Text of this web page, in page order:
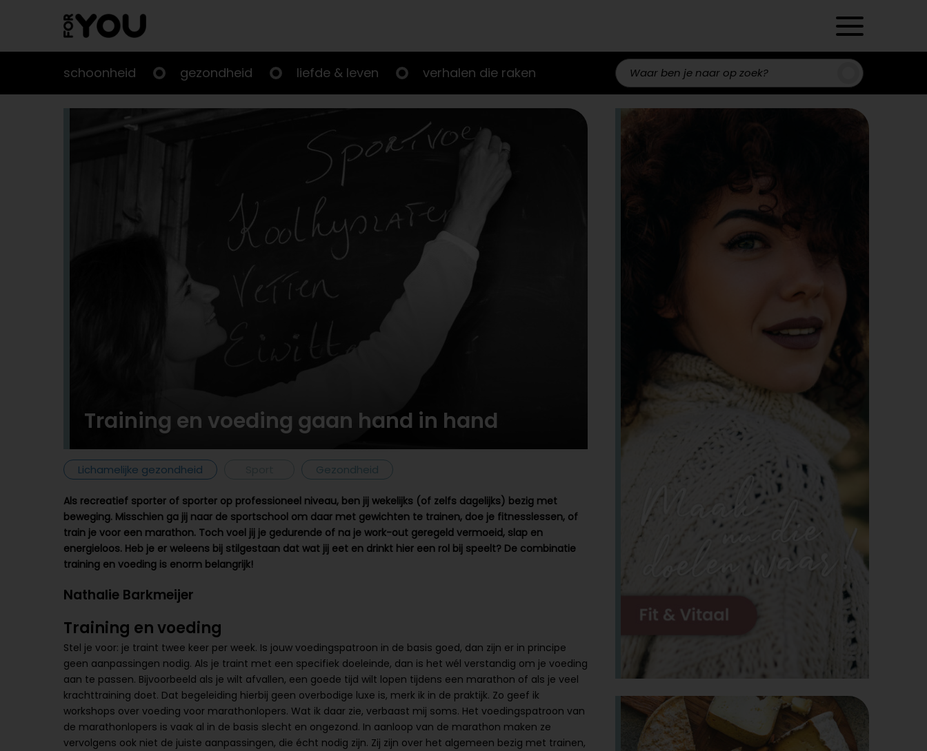
schoonheid gezondheid liefde & leven verhalen die raken Zoeken
Training en voeding gaan hand in hand
Lichamelijke gezondheid Gezondheid
Als recreatief sporter of sporter op professioneel niveau, ben jij wekelijks (of zelfs dagelijks) bezig met
beweging. Misschien ga jij naar de sportschool om daar met gewichten te trainen, doe je fitnesslessen, of
train je voor een marathon. Toch voel jij je gedurende of na je work-out geregeld vermoeid, slap en
energieloos. Heb je er weleens bij stilgestaan dat wat jij eet en drinkt hier een rol bij speelt? De combinatie
training en voeding is enorm belangrijk!
Nathalie Barkmeijer
Training en voeding
Stel je voor: je traint twee keer per week. Is jouw voedingspatroon in de basis goed, dan zijn er in principe
geen aanpassingen nodig. Als je traint met een specifiek doeleinde, dan is het wél verstandig om je voeding
aan te passen. Bijvoorbeeld als je wilt afvallen, een goede tijd wilt lopen tijdens een marathon of als je veel
krachttraining doet. Dat begeleiding hierbij geen overbodige luxe is, merk ik in de praktijk. Zo geef ik
workshops over voeding voor marathonlopers. Wat ik daar zie, verbaast mij soms. Het voedingspatroon van
de marathonlopers is vaak al in de basis slecht en ongezond. In aanloop van de marathon maken ze
vervolgens ook niet de juiste aanpassingen, die écht nodig zijn. Zij zijn over het algemeen bezig met trainen,